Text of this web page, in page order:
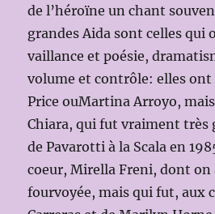
de l’héroïne un chant
grandes Aida sont celles qui
vaillance et poésie,
volume et contrôle: elles
Price ouMartina Arroyo,
Chiara, qui fut vraiment très
de Pavarotti à la Scala en
coeur, Mirella Freni, dont on
fourvoyée, mais qui fut, aux